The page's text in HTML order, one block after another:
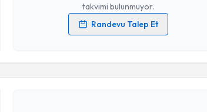
takvimi bulunmuyor.
Randevu Talep Et
Kişisel verilerimin işlenmesine ilişkinAydınlatma Metni
işlenmesini kabul ediyorum.
Randevu Takvimi Talebi
Dt. Cem Çırakoğlu